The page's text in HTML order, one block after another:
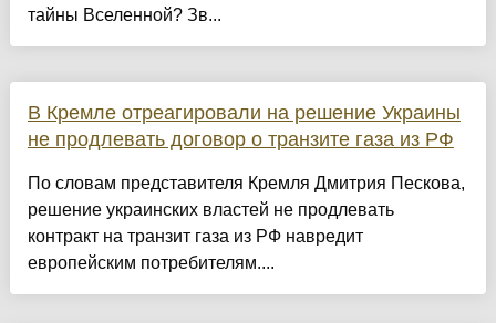
тайны Вселенной? Зв...
В Кремле отреагировали на решение Украины
не продлевать договор о транзите газа из РФ
По словам представителя Кремля Дмитрия Пескова,
решение украинских властей не продлевать
контракт на транзит газа из РФ навредит
европейским потребителям....